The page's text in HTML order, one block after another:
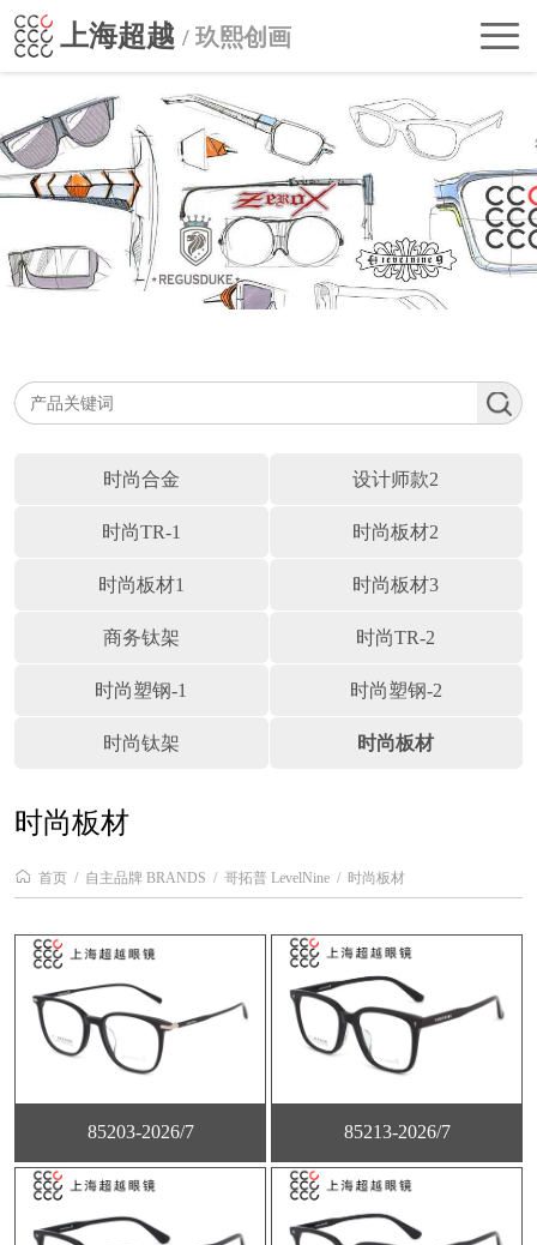
上海超越/ 玖熙创画
首
进
超
公
司
自主品牌
BRANDS
行
响
我
时尚板材
首页 自主品牌 BRANDS 哥拓普 LevelNine 时尚板材
85203-2026/7 85213-2026/7
时尚合金 设计师款2
时尚TR-1 时尚板材2
时尚板材1 时尚板材3
商务钛架 时尚TR-2
时尚塑钢-1 时尚塑钢-2
时尚钛架 时尚板材